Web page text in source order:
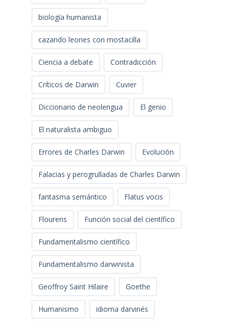
biología humanista
cazando leones con mostacilla
Ciencia a debate Contradicción
Críticos de Darwin Cuvier
Diccionario de neolengua El genio
El naturalista ambiguo
Errores de Charles Darwin Evolución
Falacias y perogrulladas de Charles Darwin
fantasma semántico Flatus vocis
Flourens Función social del científico
Fundamentalismo científico
Fundamentalismo darwinista
Geoffroy Saint Hilaire Goethe
Humanismo idioma darvinés